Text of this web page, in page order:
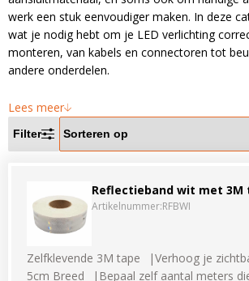
LED voordeelpakketten
Overige producten
Blog
Over ons
Ervaringen
Klantenservice
0597-234500
LED voordeelpakketten
Overige producten
Bekijk alles
werk een stuk eenvoudiger maken. In deze
wat je nodig hebt om je LED verlichting
monteren, van kabels en connectoren tot
andere onderdelen.
Lees meer
Filter
Reflectieband wit met 3M
Artikelnummer:RFBWI
Zelfklevende 3M tape
Verhoog je
5cm Breed
Bepaal zelf aantal meters